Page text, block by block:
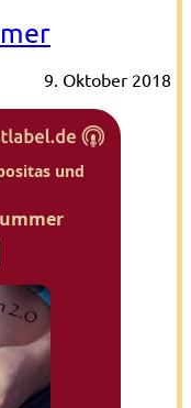
9. Oktober 2018